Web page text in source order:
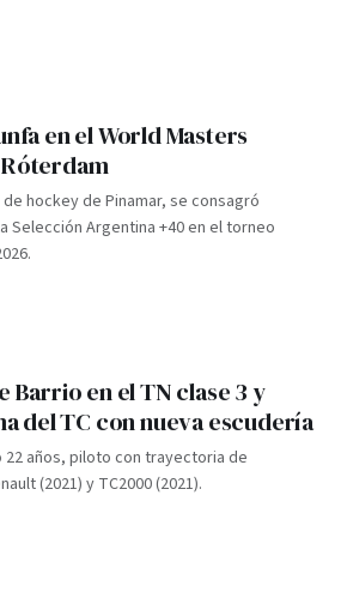
en el World Masters
hockey de Pinamar, se consagró
Selección Argentina +40 en el torneo
Barrio en el TN clase 3 y
del TC con nueva escudería
años, piloto con trayectoria de
(2021) y TC2000 (2021).